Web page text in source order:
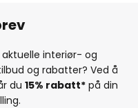
interiør- og
og rabatter? Ved å
du 15% rabatt* på din